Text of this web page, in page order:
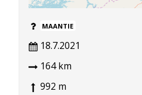
MAANTIE
18.7.2021
164 km
992 m